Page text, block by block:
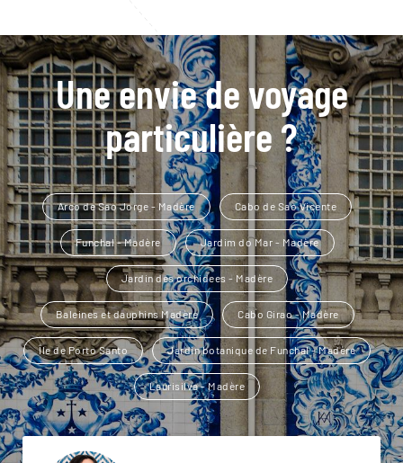
Une envie de voyage
particulière ?
Arco de Sao Jorge - Madère Cabo de Sao Vicente
Funchal - Madère Jardim do Mar - Madère
Jardin des orchidees - Madère
Baleines et dauphins Madère Cabo Girao - Madère
Île de Porto Santo Jardin botanique de Funchal - Madère
Laurisilva - Madère